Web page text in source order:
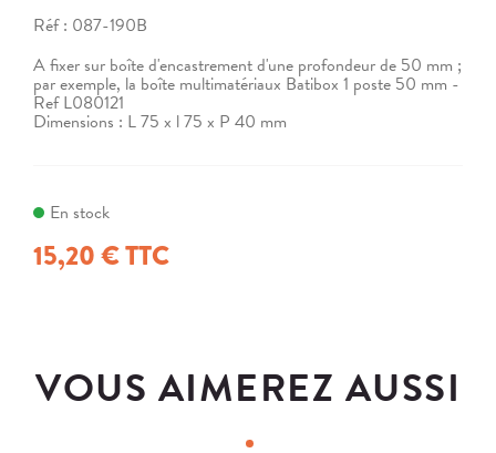
Réf : 087-190B
A fixer sur boîte d'encastrement d'une profondeur de 50 mm ;
par exemple, la boîte multimatériaux Batibox 1 poste 50 mm -
Ref L080121
Dimensions : L 75 x l 75 x P 40 mm
En stock
15,20 € TTC
VOUS AIMEREZ AUSSI